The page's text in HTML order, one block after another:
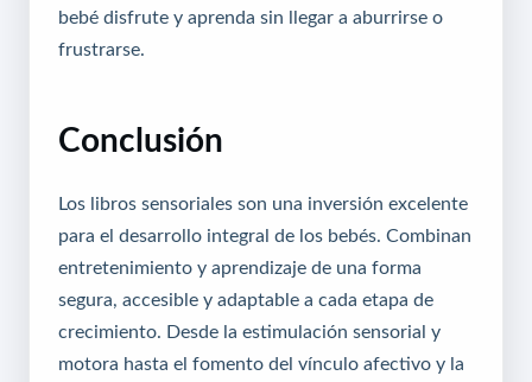
bebé disfrute y aprenda sin llegar a aburrirse o
frustrarse.
Conclusión
Los libros sensoriales son una inversión excelente
para el desarrollo integral de los bebés. Combinan
entretenimiento y aprendizaje de una forma
segura, accesible y adaptable a cada etapa de
crecimiento. Desde la estimulación sensorial y
motora hasta el fomento del vínculo afectivo y la